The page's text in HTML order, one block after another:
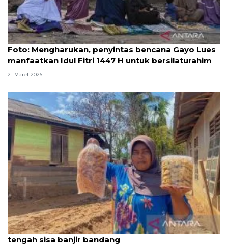
Foto
Foto: Mengharukan, penyintas bencana Gayo Lues
manfaatkan Idul Fitri 1447 H untuk bersilaturahim
21 Maret 2026
Usaha seorang ibu demi baju Lebaran anak di
tengah sisa banjir bandang